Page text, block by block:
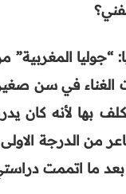
“جوليا
الغناء في سن
بها لأنه كان
من الدرجة
ما اتممت